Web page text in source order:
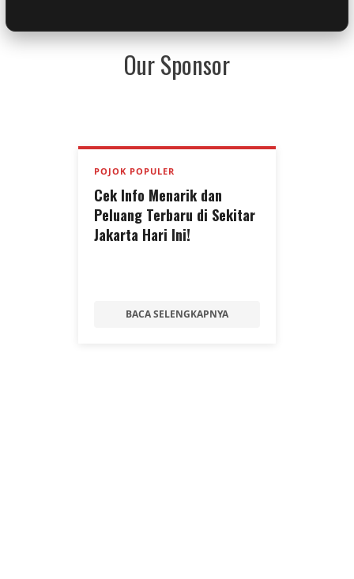
Our Sponsor
POJOK POPULER
Cek Info Menarik dan
Peluang Terbaru di Sekitar
Jakarta Hari Ini!
BACA SELENGKAPNYA